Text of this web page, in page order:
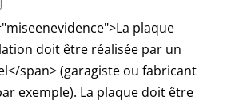
plaque
doit être réalisée par un
span> (garagiste ou fabricant
exemple). La plaque doit être